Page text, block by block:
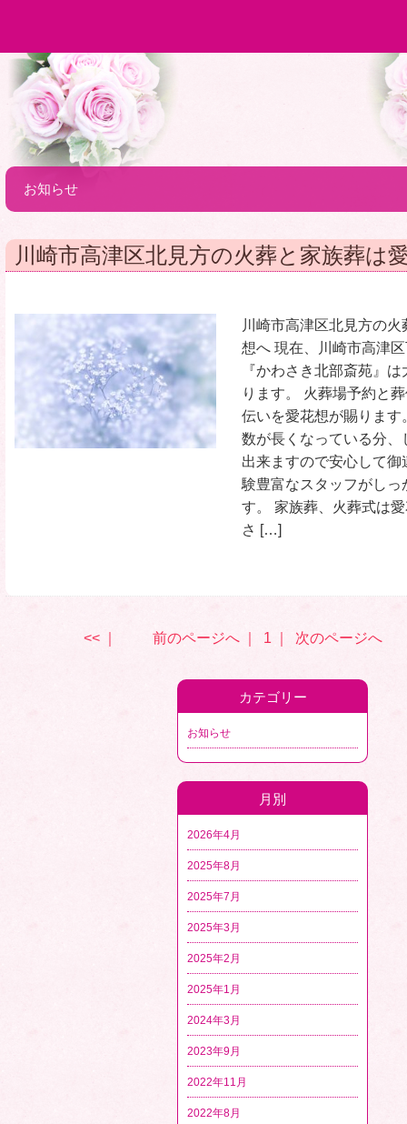
お知らせ
川崎市高津区北見方の火葬と家族葬は
川崎市高津区北見方の
想へ 現在、川崎市高津
『かわさき北部斎苑』
ります。 火葬場予約と
伝いを愛花想が賜ります
数が長くなっている分、
出来ますので安心して御
験豊富なスタッフがしっ
す。 家族葬、火葬式は
さ […]
<< 前のページへ 1 次のページへ
カテゴリー
お知らせ
月別
2026年4月
2025年8月
2025年7月
2025年3月
2025年2月
2025年1月
2024年3月
2023年9月
2022年11月
2022年8月